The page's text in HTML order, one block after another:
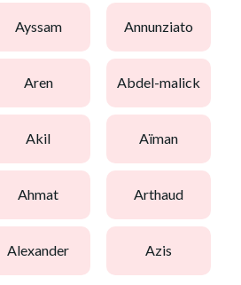
ayssam annunziato
aren abdel-malick
akil aïman
ahmat arthaud
alexander azis